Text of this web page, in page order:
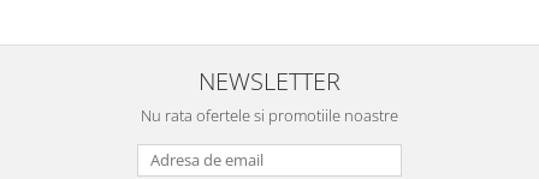
Îmbătrânire
Înțepături de insecte
NEWSLETTER
Nu rata ofertele si promotiile noastre